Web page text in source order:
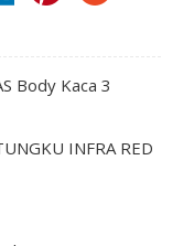
Body Kaca 3
INFRA RED